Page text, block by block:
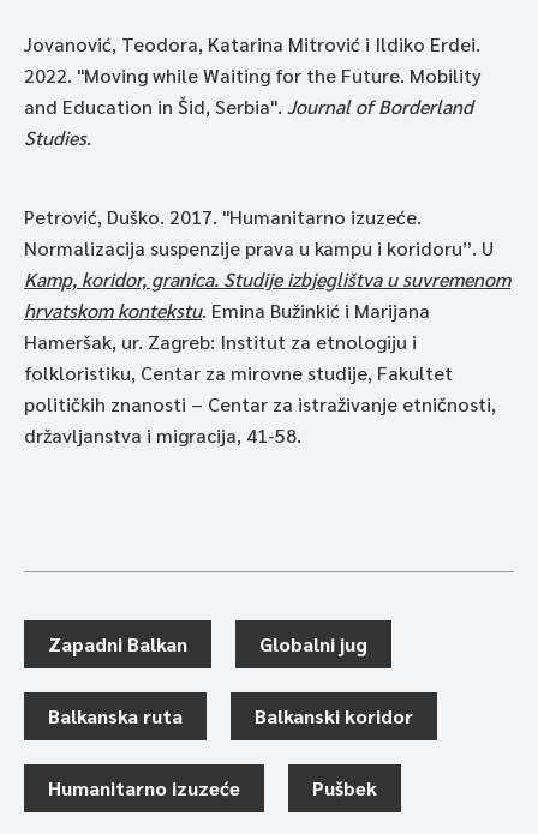
Jovanović, Teodora, Katarina Mitrović i Ildiko Erdei.
2022. "Moving while Waiting for the Future. Mobility
and Education in Šid, Serbia". Journal of Borderland
Studies.
Petrović, Duško. 2017. "Humanitarno izuzeće.
Normalizacija suspenzije prava u kampu i koridoru”. U
Kamp, koridor, granica. Studije izbjeglištva u suvremenom
hrvatskom kontekstu. Emina Bužinkić i Marijana
Hameršak, ur. Zagreb: Institut za etnologiju i
folkloristiku, Centar za mirovne studije, Fakultet
političkih znanosti – Centar za istraživanje etničnosti,
državljanstva i migracija, 41-58.
Zapadni Balkan Globalni jug
Balkanska ruta Balkanski koridor
Humanitarno izuzeće Pušbek